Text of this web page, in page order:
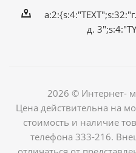
д.
2026 © Интернет-
Цена действительна на
стоимость и наличие
телефона 333-216.